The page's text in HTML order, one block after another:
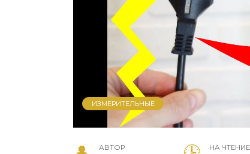
ИЗМЕРИТЕЛЬНЫЕ
АВТОР НА ЧТЕНИЕ